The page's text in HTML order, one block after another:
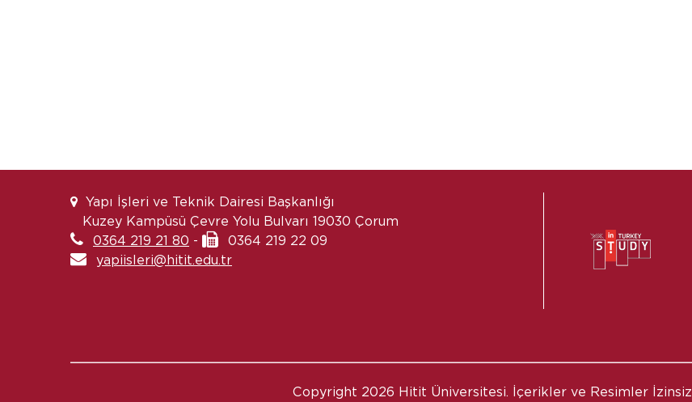
Yapı İşleri ve Teknik Dairesi Başkanlığı
Kuzey Kampüsü Çevre Yolu Bulvarı 19030 Çorum
0364 219 21 80 -
0364 219 22 09
yapiisleri@hitit.edu.tr
Copyright 2026 Hitit Üniversitesi. İçerikler ve Resimler İzinsiz